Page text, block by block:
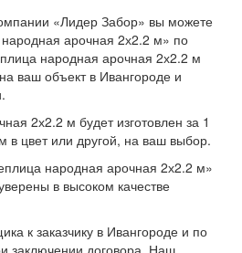
«Лидер Забор» вы можете
народная арочная 2х2.2 м» по
народная арочная 2х2.2 м
ваш объект в Ивангороде и
2х2.2 м будет изготовлен за 1
в цвет или другой, на ваш выбор.
народная арочная 2х2.2 м»
в высоком качестве
к заказчику в Ивангороде и по
заключении договора. Наш